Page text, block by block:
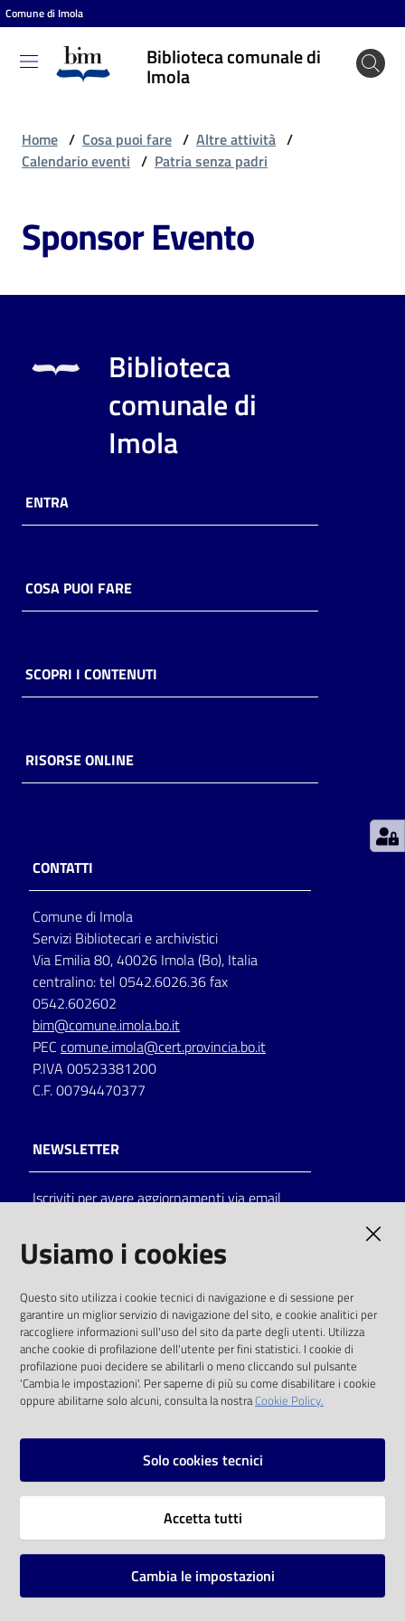
Vai al contenuto
Vai alla navigazione
Vai al footer
Comune di Imola
Biblioteca comunale di
Imola
Biblioteca
comunale
puoi
Risorse
online
Casa
Piani
storico
per
lettura
Seguici
su
Catalogo
on line
Eventi
Chiedi al
bibliotecario
Home / Cosa puoi fare / Altre attività /
Calendario eventi / Patria senza padri
Sponsor Evento
Biblioteca
comunale di
Imola
ENTRA
COSA PUOI FARE
SCOPRI I CONTENUTI
RISORSE ONLINE
CONTATTI
Comune di Imola
Servizi Bibliotecari e archivistici
Via Emilia 80, 40026 Imola (Bo), Italia
centralino: tel 0542.6026.36 fax
0542.602602
bim@comune.imola.bo.it
PEC comune.imola@cert.provincia.bo.it
P.IVA 00523381200
C.F. 00794470377
NEWSLETTER
Iscriviti per avere aggiornamenti via email
solo alle condizioni previste dalla direttiva
comunitaria 2003/98/CE e dal d.lgs. 36/2006
SOCIAL
Instagram
Vai alla pagina
Mappa del sito
Usiamo i cookies
Questo sito utilizza i cookie tecnici di navigazione e di sessione per
garantire un miglior servizio di navigazione del sito, e cookie analitici per
raccogliere informazioni sull'uso del sito da parte degli utenti. Utilizza
anche cookie di profilazione dell'utente per fini statistici. I cookie di
profilazione puoi decidere se abilitarli o meno cliccando sul pulsante
'Cambia le impostazioni'. Per saperne di più su come disabilitare i cookie
oppure abilitarne solo alcuni, consulta la nostraCookie Policy.
Solo cookies tecnici
Accetta tutti
Cambia le impostazioni